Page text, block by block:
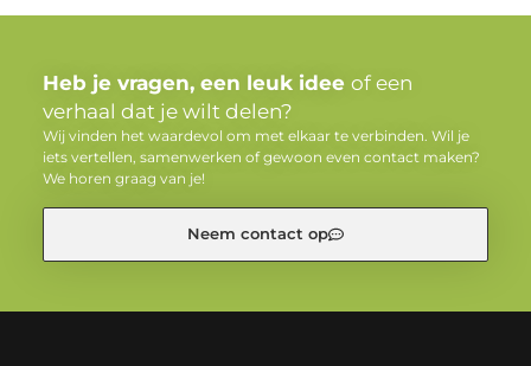
Heb je vragen, een leuk idee of een
verhaal dat je wilt delen?
Wij vinden het waardevol om met elkaar te verbinden. Wil je
iets vertellen, samenwerken of gewoon even contact maken?
We horen graag van je!
Neem contact op